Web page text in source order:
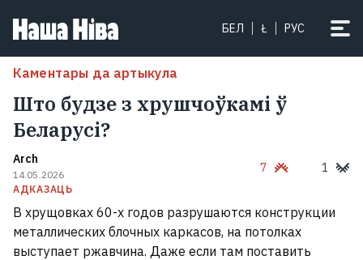
БЕЛ Ł РУС
Каментары да артыкула
Што будзе з хрушчоўкамі ў
Беларусі?
Arch
14.05.2026
АДКАЗАЦЬ
7 1
В хрущовках 60-х годов разрушаются конструкции
металлических блочных каркасов, на потолках
выступает ржавчина. Даже если там поставить